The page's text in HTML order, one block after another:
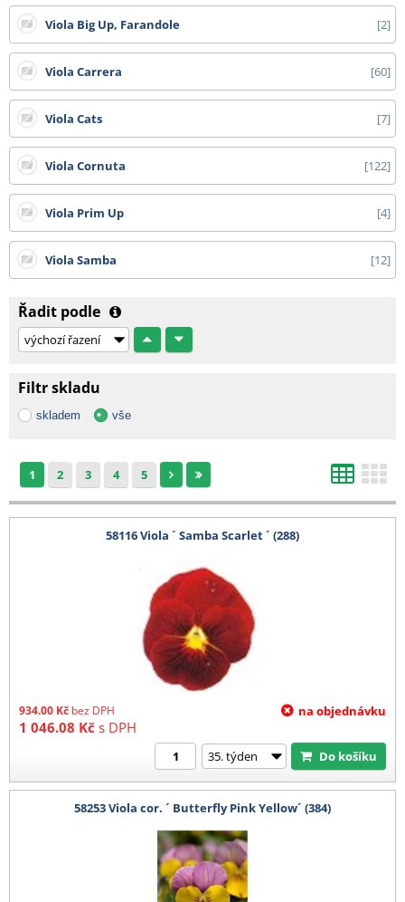
Viola Big Up, Farandole 2
Viola Carrera 60
Viola Cats 7
Viola Cornuta 122
Viola Prim Up 4
Viola Samba 12
Řadit podle
Filtr skladu
skladem vše
1 2 3 4 5
58116 Viola ´ Samba Scarlet ´ (288)
934.00 Kč bez DPH
1 046.08 Kč s DPH
na objednávku
Do košíku
58253 Viola cor. ´ Butterfly Pink Yellow´ (384)